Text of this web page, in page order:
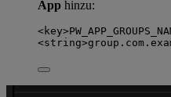
App hinzu: